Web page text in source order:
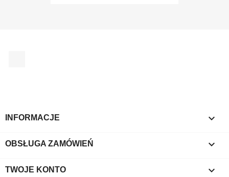
INFORMACJE 
OBSŁUGA ZAMÓWIEŃ 
TWOJE KONTO 